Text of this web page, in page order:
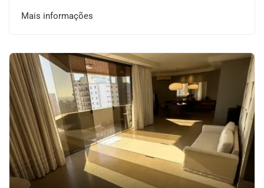
Mais informações